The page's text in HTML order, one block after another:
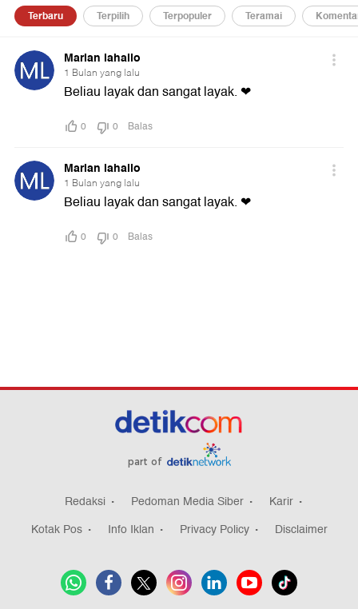
part of
Redaksi Pedoman Media Siber
Karir
Kotak Pos
Info Iklan Privacy Policy Disclaimer